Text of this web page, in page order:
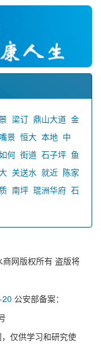
梁订 鼎山大道 金
景 恒大 本地 中
何 街道 石子坪 鱼
关送水 就近 陈家
南坪 琨洲华府 石
网版权所有 盗版将
20 公安部备案：
仅供学习和研究使